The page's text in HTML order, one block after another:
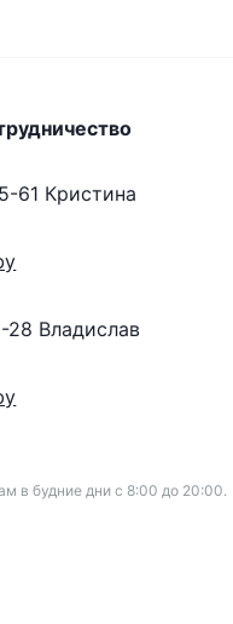
61 Кристина
28 Владислав
в будние дни с 8:00 до 20:00.